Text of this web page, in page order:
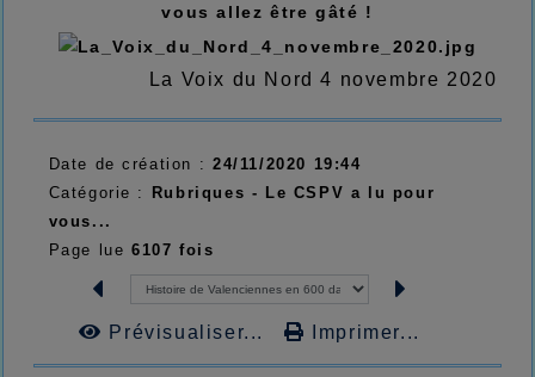
vous allez être gâté !
La Voix du Nord 4 novembre 2020
Date de création : 24/11/2020 19:44
Catégorie :
Rubriques - Le CSPV a lu pour
vous...
Page lue 6107 fois
Prévisualiser... Imprimer...